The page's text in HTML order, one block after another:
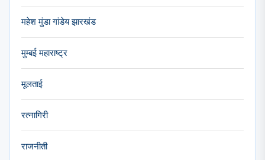
महेश मुंडा गांडेय झारखंड
मुम्बई महाराष्ट्र
मूलताई
रत्नागिरी
राजनीती